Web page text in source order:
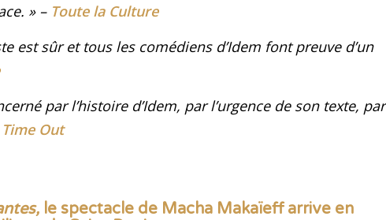
» – Toute la Culture
est sûr et tous les comédiens d’Idem font preuve d’un
par l’histoire d’Idem, par l’urgence de son texte, par
Time Out
le spectacle de Macha Makaïeff arrive en